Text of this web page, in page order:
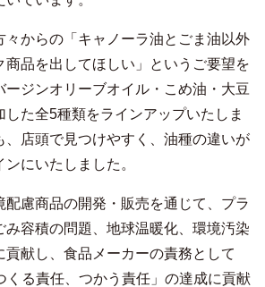
々からの「キャノーラ油とごま油以外
商品を出してほしい」というご要望を
ージンオリーブオイル・こめ油・大豆
した全5種類をラインアップいたしま
、店頭で見つけやすく、油種の違いが
にいたしました。
配慮商品の開発・販売を通じて、プラ
み容積の問題、地球温暖化、環境汚染
貢献し、食品メーカーの責務として
くる責任、つかう責任」の達成に貢献